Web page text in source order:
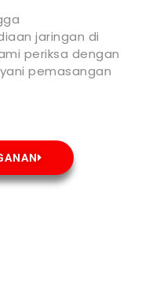
jaringan di
periksa dengan
pemasangan